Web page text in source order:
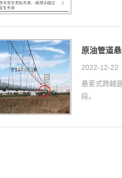
原油管道
2022-12-22
悬索式跨越
段。